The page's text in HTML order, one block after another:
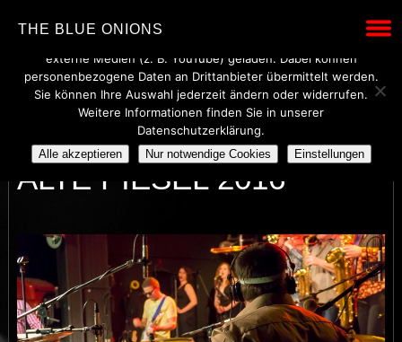
THE BLUE ONIONS
BLUE ONIONS LIVE @
ALTE PIESEL 2016
Wir verwenden technisch notwendige Cookies, um den Betrieb
dieser Website sicherzustellen. Mit Ihrer Einwilligung werden
externe Medien (z. B. YouTube) geladen. Dabei können
personenbezogene Daten an Drittanbieter übermittelt werden.
Sie können Ihre Auswahl jederzeit ändern oder widerrufen.
Weitere Informationen finden Sie in unserer
Datenschutzerklärung.
Alle akzeptieren Nur notwendige Cookies Einstellungen